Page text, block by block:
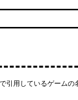
引用しているゲーム